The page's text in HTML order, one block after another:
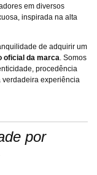
em diversos
inspirada na alta
de adquirir um
oficial da marca . Somos
procedência
verdadeira experiência
por